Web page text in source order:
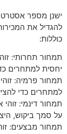
ישנן מספר
להגדיל את
כוללות:
תמחור תחרותי:
יחסית למתחרים
תמחור פרמיה:
למתחרים כדי
תמחור דינמי:
על סמך ביקוש,
תמחור מבצעים: